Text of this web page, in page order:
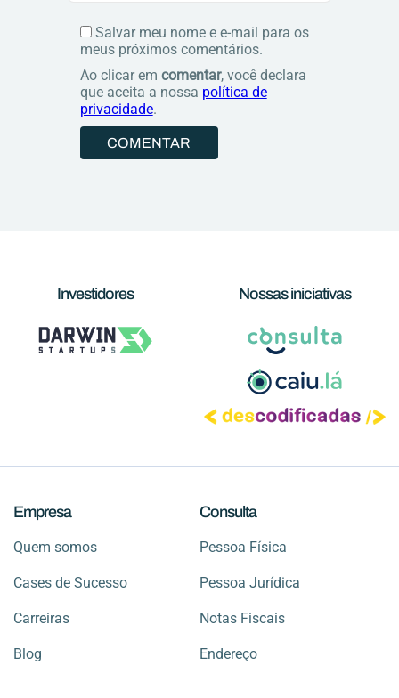
Salvar meu nome e e-mail para os
meus próximos comentários.
Ao clicar em comentar, você declara
que aceita a nossa política de
privacidade.
Investidores Nossas iniciativas
Empresa
Quem somos
Cases de Sucesso
Carreiras
Blog
Consulta
Pessoa Física
Pessoa Jurídica
Notas Fiscais
Endereço